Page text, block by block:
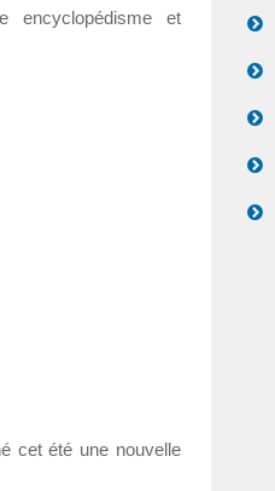
encyclopédisme et
cet été une nouvelle